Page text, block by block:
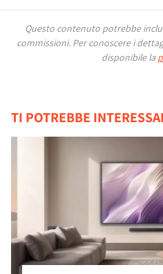
Questo contenuto potrebbe
commissioni. Per conoscere i
disponibile la
TI POTREBBE